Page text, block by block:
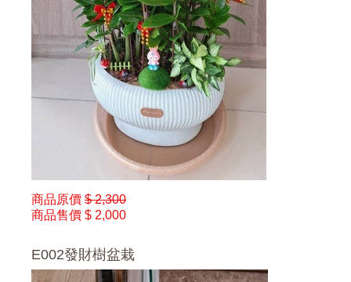
商品原價 $ 2,300
商品售價 $ 2,000
E002發財樹盆栽